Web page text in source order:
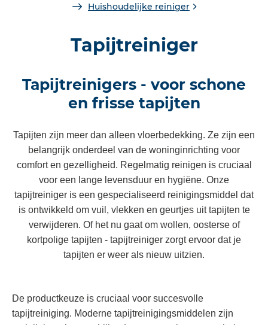
Huishoudelijke reiniger
Tapijtreiniger
Tapijtreinigers - voor schone
en frisse tapijten
Tapijten zijn meer dan alleen vloerbedekking. Ze zijn een
belangrijk onderdeel van de woninginrichting voor
comfort en gezelligheid. Regelmatig reinigen is cruciaal
voor een lange levensduur en hygiëne. Onze
tapijtreiniger is een gespecialiseerd reinigingsmiddel dat
is ontwikkeld om vuil, vlekken en geurtjes uit tapijten te
verwijderen. Of het nu gaat om wollen, oosterse of
kortpolige tapijten - tapijtreiniger zorgt ervoor dat je
tapijten er weer als nieuw uitzien.
De productkeuze is cruciaal voor succesvolle
tapijtreiniging. Moderne tapijtreinigingsmiddelen zijn